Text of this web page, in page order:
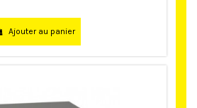
Ajouter au panier